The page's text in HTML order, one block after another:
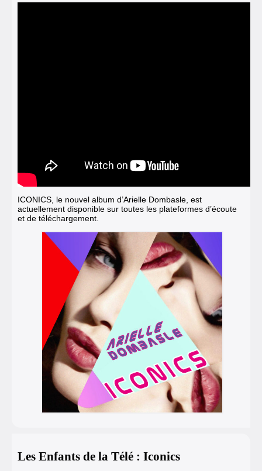
ICONICS, le nouvel album d’Arielle Dombasle, est
actuellement disponible sur toutes les plateformes d’écoute
et de téléchargement.
Les Enfants de la Télé : Iconics